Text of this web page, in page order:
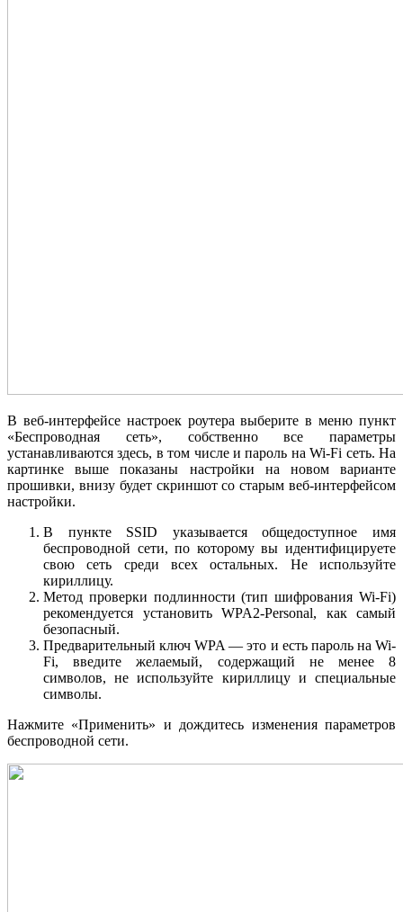
В веб-интерфейсе настроек роутера выберите в меню пункт
«Беспроводная сеть», собственно все параметры
устанавливаются здесь, в том числе и пароль на Wi-Fi сеть. На
картинке выше показаны настройки на новом варианте
прошивки, внизу будет скриншот со старым веб-интерфейсом
настройки.
В пункте SSID указывается общедоступное имя
беспроводной сети, по которому вы идентифицируете
свою сеть среди всех остальных. Не используйте
кириллицу.
Метод проверки подлинности (тип шифрования Wi-Fi)
рекомендуется установить WPA2-Personal, как самый
безопасный.
Предварительный ключ WPA — это и есть пароль на Wi-
Fi, введите желаемый, содержащий не менее 8
символов, не используйте кириллицу и специальные
символы.
Нажмите «Применить» и дождитесь изменения параметров
беспроводной сети.